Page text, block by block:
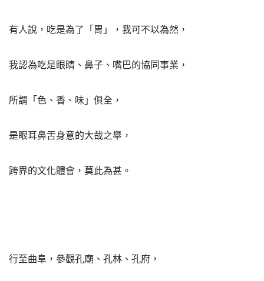
有人說，吃是為了「胃」，我可不以為然，
我認為吃是眼睛、鼻子、嘴巴的協同事業，
所謂「色、香、味」俱全，
是眼耳鼻舌身意的大哉之舉，
跨界的文化體會，莫此為甚。
行至曲阜，參觀孔廟、孔林、孔府，